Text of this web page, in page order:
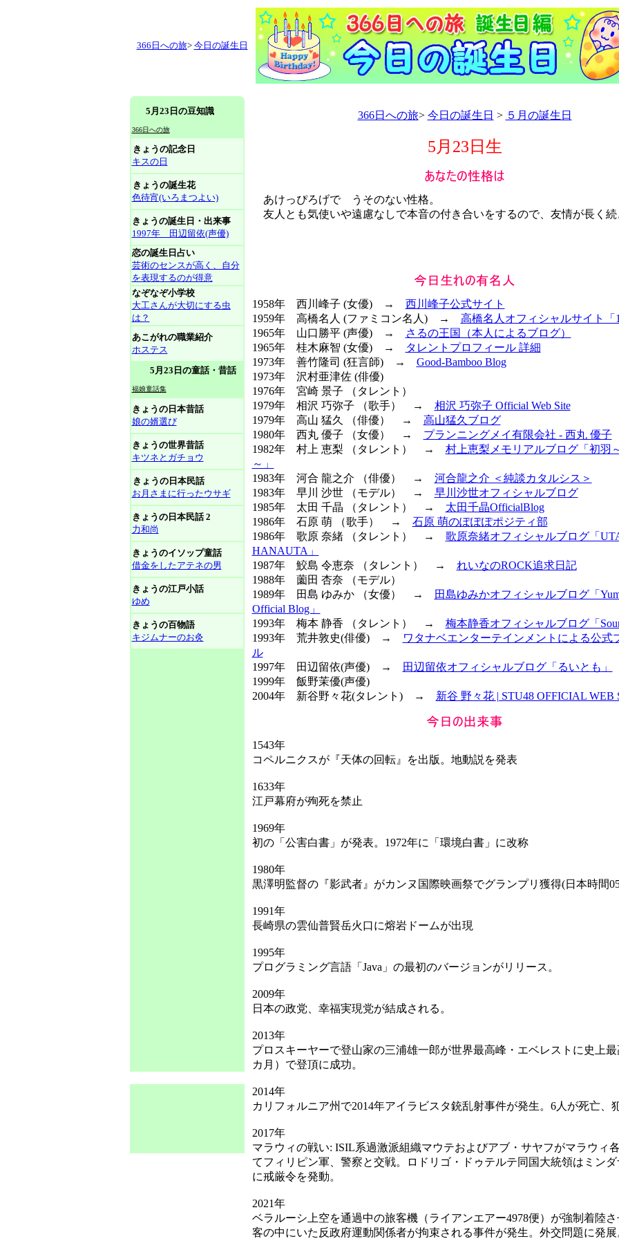
366日への旅> 今日の誕生日
5月23日の豆知識
366日への旅
きょうの記念日
キスの日
きょうの誕生花
色待宵(いろまつよい)
きょうの誕生日・出来事
1997年 田辺留依(声優)
恋の誕生日占い
芸術のセンスが高く、自分
を表現するのが得意
なぞなぞ小学校
大工さんが大切にする虫
は？
あこがれの職業紹介
ホステス
5月23日の童話・昔話
福娘童話集
きょうの日本昔話
娘の婿選び
きょうの世界昔話
キツネとガチョウ
きょうの日本民話
お月さまに行ったウサギ
きょうの日本民話 2
力和尚
きょうのイソップ童話
借金をしたアテネの男
きょうの江戸小話
ゆめ
きょうの百物語
キジムナーのお灸
366日への旅> 今日の誕生日 > ５月の誕生日
5月23日生
あけっぴろげで うそのない性格。
友人とも気使いや遠慮なしで本音の付き合いをするので、友情が長く続
1958年 西川峰子 (女優) → 西川峰子公式サイト
1959年 高橋名人 (ファミコン名人) → 高橋名人オフィシャルサイト「
1965年 山口勝平 (声優) →
さるの王国（本人によるブログ）
1965年 桂木麻智 (女優) →
タレントプロフィール 詳細
1973年 善竹隆司 (狂言師) → Good-Bamboo Blog
1973年 沢村亜津佐 (俳優)
1976年 宮崎 景子 （タレント）
1979年 相沢 巧弥子 （歌手） → 相沢 巧弥子 Official Web Site
1979年 高山 猛久 （俳優） → 高山猛久ブログ
1980年 西丸 優子 （女優） → プランニングメイ有限会社 - 西丸 優子
1982年 村上 恵梨 （タレント） → 村上恵梨メモリアルブログ「初羽
～」
1983年 河合 龍之介 （俳優） → 河合龍之介 ＜純談カタルシス＞
1983年 早川 沙世 （モデル） → 早川沙世オフィシャルブログ
1985年 太田 千晶 （タレント） → 太田千晶OfficialBlog
1986年 石原 萌 （歌手） → 石原 萌のぽぽぽポジティ部
1986年 歌原 奈緒 （タレント） → 歌原奈緒オフィシャルブログ「
HANAUTA」
1987年 鮫島 令恵奈 （タレント） → れいなのROCK追求日記
1988年 薗田 杏奈 （モデル）
1989年 田島 ゆみか （女優） →
田島ゆみかオフィシャルブログ「
Official Blog」
1993年 梅本 静香 （タレント） → 梅本静香オフィシャルブログ「
1993年 荒井敦史(俳優) →
ワタナベエンターテインメントによる公式
ル
1997年 田辺留依(声優) →
田辺留依オフィシャルブログ「るいとも」
1999年 飯野茉優(声優)
2004年 新谷野々花(タレント) → 新谷 野々花 | STU48 OFFICIAL WEB
1543年
コペルニクスが『天体の回転』を出版。地動説を発表
1633年
江戸幕府が殉死を禁止
1969年
初の「公害白書」が発表。1972年に「環境白書」に改称
1980年
黒澤明監督の『影武者』がカンヌ国際映画祭でグランプリ獲得(日本時間
1991年
長崎県の雲仙普賢岳火口に熔岩ドームが出現
1995年
プログラミング言語「Java」の最初のバージョンがリリース。
2009年
日本の政党、幸福実現党が結成される。
2013年
プロスキーヤーで登山家の三浦雄一郎が世界最高峰・エベレストに史上最
カ月）で登頂に成功。
2014年
カリフォルニア州で2014年アイラビスタ銃乱射事件が発生。6人が死亡、
2017年
マラウィの戦い: ISIL系過激派組織マウテおよびアブ・サヤフがマラウィ
てフィリピン軍、警察と交戦。ロドリゴ・ドゥテルテ同国大統領はミン
に戒厳令を発動。
2021年
ベラルーシ上空を通過中の旅客機（ライアンエアー4978便）が強制着陸
客の中にいた反政府運動関係者が拘束される事件が発生。外交問題に発展